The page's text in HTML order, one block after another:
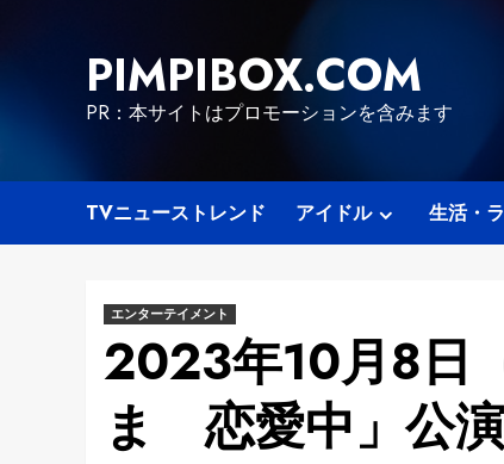
PIMPIBOX.COM
PR：本サイトはプロモーションを含みます
TVニューストレンド アイドル 生活・
エンターテイメント
2023年10月8日
ま 恋愛中」公